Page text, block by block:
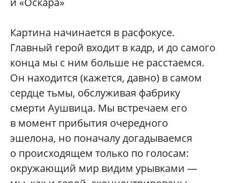
Картина начинается в расфокусе.
Главный герой входит в кадр, и до самого
конца мы с ним больше не расстаемся.
Он находится (кажется, давно) в самом
сердце тьмы, обслуживая фабрику
смерти Аушвица. Мы встречаем его
в момент прибытия очередного
эшелона, но поначалу догадываемся
о происходящем только по голосам:
окружающий мир видим урывками —